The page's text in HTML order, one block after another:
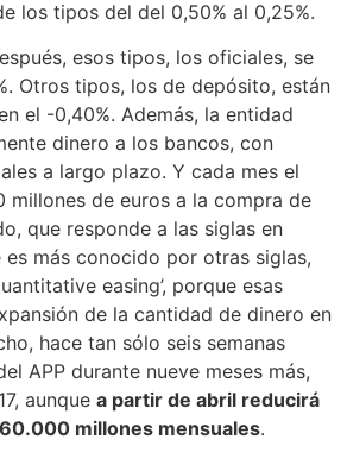
los tipos del del 0,50% al 0,25%.
esos tipos, los oficiales, se
Otros tipos, los de depósito, están
el -0,40%. Además, la entidad
dinero a los bancos, con
a largo plazo. Y cada mes el
millones de euros a la compra de
que responde a las siglas en
es más conocido por otras siglas,
easing’, porque esas
de la cantidad de dinero en
hace tan sólo seis semanas
APP durante nueve meses más,
aunque a partir de abril reducirá
millones mensuales.